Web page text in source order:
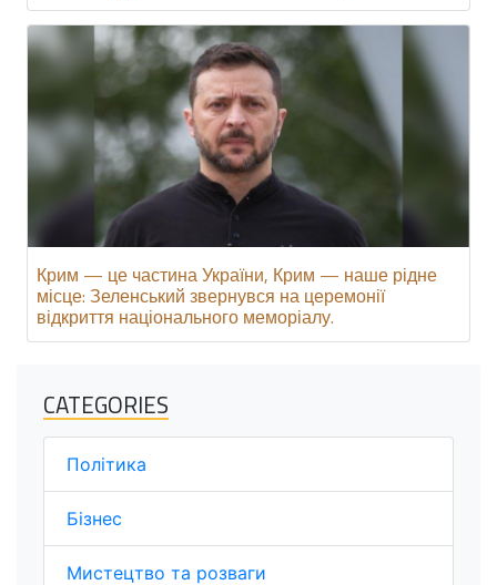
Крим — це частина України, Крим — наше рідне
місце: Зеленський звернувся на церемонії
відкриття національного меморіалу.
CATEGORIES
Політика
Бізнес
Мистецтво та розваги